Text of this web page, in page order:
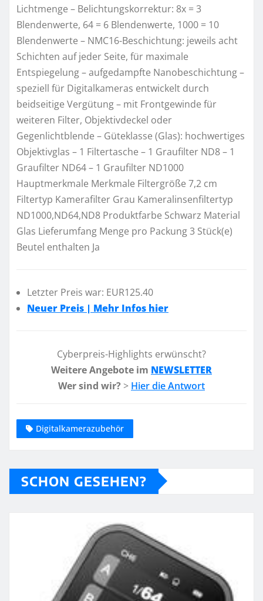
Lichtmenge – Belichtungskorrektur: 8x = 3
Blendenwerte, 64 = 6 Blendenwerte, 1000 = 10
Blendenwerte – NMC16-Beschichtung: jeweils acht
Schichten auf jeder Seite, für maximale
Entspiegelung – aufgedampfte Nanobeschichtung –
speziell für Digitalkameras entwickelt durch
beidseitige Vergütung – mit Frontgewinde für
weiteren Filter, Objektivdeckel oder
Gegenlichtblende – Güteklasse (Glas): hochwertiges
Objektivglas – 1 Filtertasche – 1 Graufilter ND8 – 1
Graufilter ND64 – 1 Graufilter ND1000
Hauptmerkmale Merkmale Filtergröße 7,2 cm
Filtertyp Kamerafilter Grau Kameralinsenfiltertyp
ND1000,ND64,ND8 Produktfarbe Schwarz Material
Glas Lieferumfang Menge pro Packung 3 Stück(e)
Beutel enthalten Ja
Letzter Preis war: EUR125.40
Neuer Preis | Mehr Infos hier
Cyberpreis-Highlights erwünscht?
Weitere Angebote im NEWSLETTER
Wer sind wir? > Hier die Antwort
Digitalkamerazubehör
SCHON GESEHEN?